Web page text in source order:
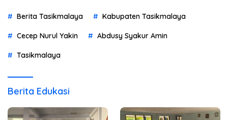
Berita Tasikmalaya Kabupaten Tasikmalaya
Cecep Nurul Yakin Abdusy Syakur Amin
Tasikmalaya
Berita Edukasi